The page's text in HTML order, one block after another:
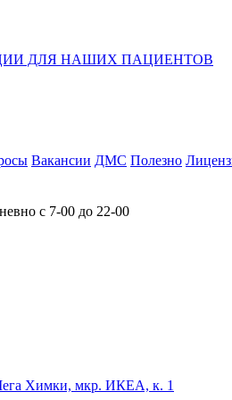
ДЛЯ НАШИХ ПАЦИЕНТОВ
Вакансии ДМС Полезно
с 7-00 до 22-00
Химки, мкр. ИКЕА, к. 1